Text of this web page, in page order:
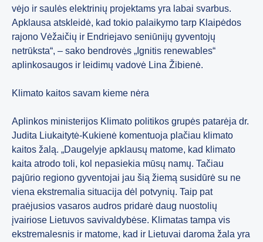
vėjo ir saulės elektrinių projektams yra labai svarbus.
Apklausa atskleidė, kad tokio palaikymo tarp Klaipėdos
rajono Vėžaičių ir Endriejavo seniūnijų gyventojų
netrūksta“, – sako bendrovės „Ignitis renewables“
aplinkosaugos ir leidimų vadovė Lina Žibienė.
Klimato kaitos savam kieme nėra
Aplinkos ministerijos Klimato politikos grupės patarėja dr.
Judita Liukaitytė-Kukienė komentuoja plačiau klimato
kaitos žalą. „Daugelyje apklausų matome, kad klimato
kaita atrodo toli, kol nepasiekia mūsų namų. Tačiau
pajūrio regiono gyventojai jau šią žiemą susidūrė su ne
viena ekstremalia situacija dėl potvynių. Taip pat
praėjusios vasaros audros pridarė daug nuostolių
įvairiose Lietuvos savivaldybėse. Klimatas tampa vis
ekstremalesnis ir matome, kad ir Lietuvai daroma žala yra